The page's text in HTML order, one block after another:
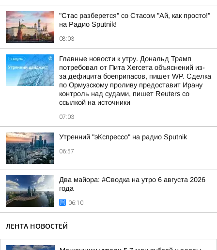
"Стас разберется" со Стасом "Ай, как просто!"
на Радио Sputnik!
08:03
Главные новости к утру. Дональд Трамп
потребовал от Пита Хегсета объяснений из-
за дефицита боеприпасов, пишет WP. Сделка
по Ормузскому проливу предоставит Ирану
контроль над судами, пишет Reuters со
ссылкой на источники
07:03
Утренний "эКспрессо" на радио Sputnik
06:57
Два майора: #Сводка на утро 6 августа 2026
года
06:10
ЛЕНТА НОВОСТЕЙ